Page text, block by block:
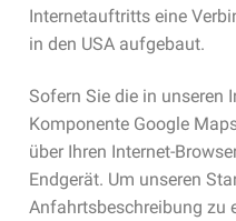
Internetauftritts eine
in den USA aufgebaut.
Sofern Sie die in unseren
Komponente Google
über Ihren Internet-
Endgerät. Um unseren
Anfahrtsbeschreibung zu